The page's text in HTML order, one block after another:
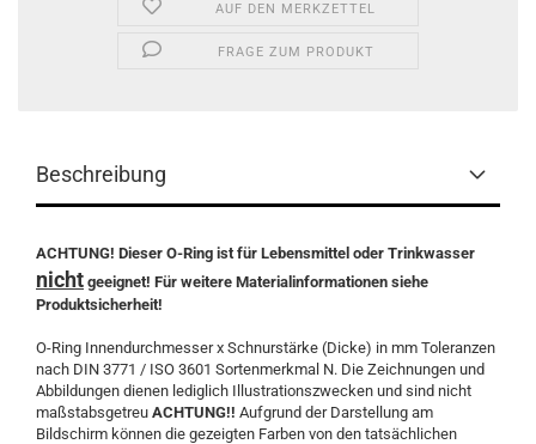
AUF DEN MERKZETTEL
FRAGE ZUM PRODUKT
Beschreibung
ACHTUNG! Dieser O-Ring ist für Lebensmittel oder Trinkwasser
nicht geeignet! Für weitere Materialinformationen siehe
Produktsicherheit!
O-Ring Innendurchmesser x Schnurstärke (Dicke) in mm Toleranzen
nach DIN 3771 / ISO 3601 Sortenmerkmal N. Die Zeichnungen und
Abbildungen dienen lediglich Illustrationszwecken und sind nicht
maßstabsgetreu ACHTUNG!! Aufgrund der Darstellung am
Bildschirm können die gezeigten Farben von den tatsächlichen